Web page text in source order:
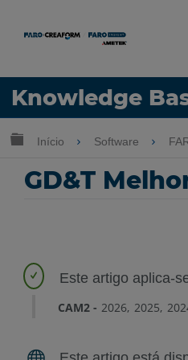
Knowledge
Idioma
Expandir/recolher
Início Software
GD&T
CAM2 2026 2025